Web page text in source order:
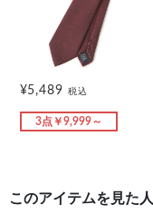
¥5,489税込
3点￥9,999～
このアイテムを見た